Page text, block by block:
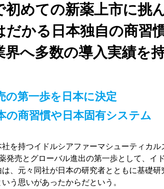
初めての新薬上市に挑
だかる日本独自の商習
界へ多数の導入実績を
の第一歩を日本に決定
の商習慣や日本固有システム
を持つイドルシアファーマシューティカ
発売とグローバル進出の第一歩として、イ
、元々同社が日本の研究者とともに基礎
う思いがあったからだという。